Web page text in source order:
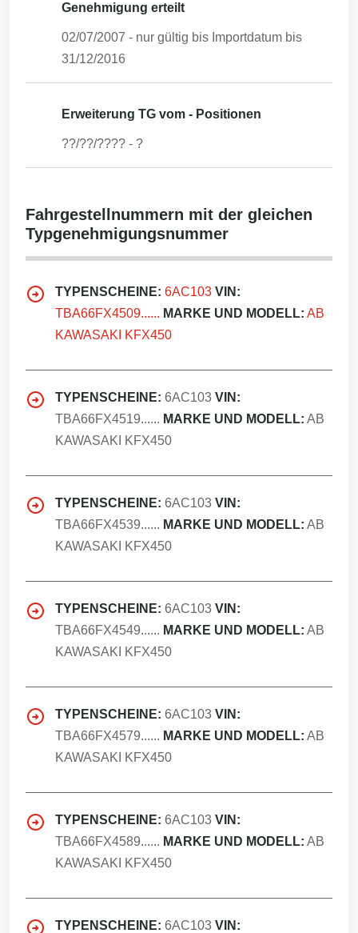
Genehmigung erteilt
02/07/2007 - nur gültig bis Importdatum bis
31/12/2016
Erweiterung TG vom - Positionen
??/??/???? - ?
Fahrgestellnummern mit der gleichen
Typgenehmigungsnummer
TYPENSCHEINE: 6AC103 VIN:
TBA66FX4509...... MARKE UND MODELL: AB
KAWASAKI KFX450
TYPENSCHEINE: 6AC103 VIN:
TBA66FX4519...... MARKE UND MODELL: AB
KAWASAKI KFX450
TYPENSCHEINE: 6AC103 VIN:
TBA66FX4539...... MARKE UND MODELL: AB
KAWASAKI KFX450
TYPENSCHEINE: 6AC103 VIN:
TBA66FX4549...... MARKE UND MODELL: AB
KAWASAKI KFX450
TYPENSCHEINE: 6AC103 VIN:
TBA66FX4579...... MARKE UND MODELL: AB
KAWASAKI KFX450
TYPENSCHEINE: 6AC103 VIN:
TBA66FX4589...... MARKE UND MODELL: AB
KAWASAKI KFX450
TYPENSCHEINE: 6AC103 VIN: